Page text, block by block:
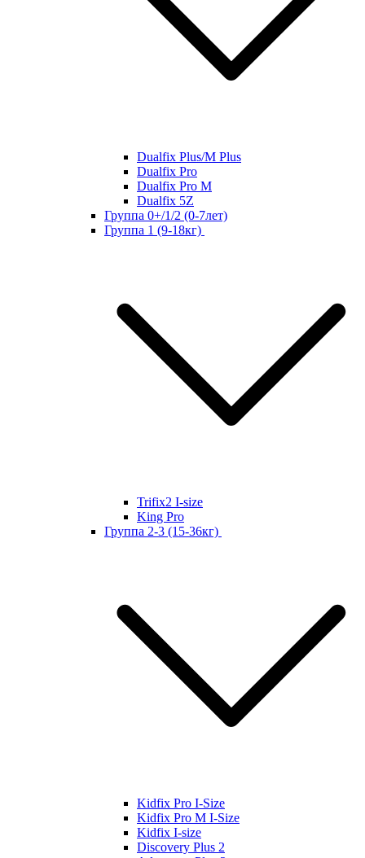
Dualfix Plus/M Plus
Dualfix Pro
Dualfix Pro M
Dualfix 5Z
Группа 0+/1/2 (0-7лет)
Группа 1 (9-18кг)
Trifix2 I-size
King Pro
Группа 2-3 (15-36кг)
Kidfix Pro I-Size
Kidfix Pro M I-Size
Kidfix I-size
Discovery Plus 2